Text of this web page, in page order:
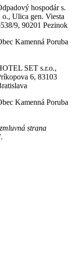
hospodár s.
o., Ulica gen. Viesta
9, 90201 Pezinok
Kamenná Poruba
SET s.r.o.,
6, 83103
Kamenná Poruba
strana